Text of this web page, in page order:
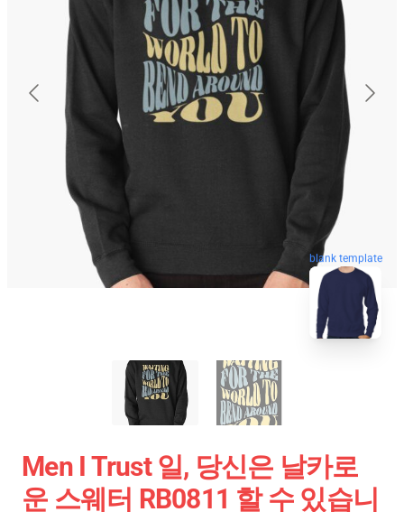
blank template
Men I Trust 일, 당신은 날카로
운 스웨터 RB0811 할 수 있습니